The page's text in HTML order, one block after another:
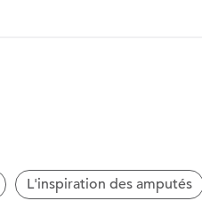
L'inspiration des amputés